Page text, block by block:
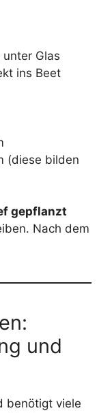
Glas
ins Beet
(diese bilden
gepflanzt
Nach dem
und
benötigt viele